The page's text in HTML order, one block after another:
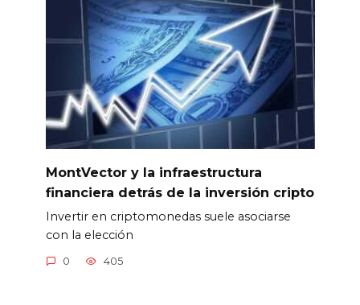
MontVector y la infraestructura
financiera detrás de la inversión cripto
Invertir en criptomonedas suele asociarse
con la elección
0 405